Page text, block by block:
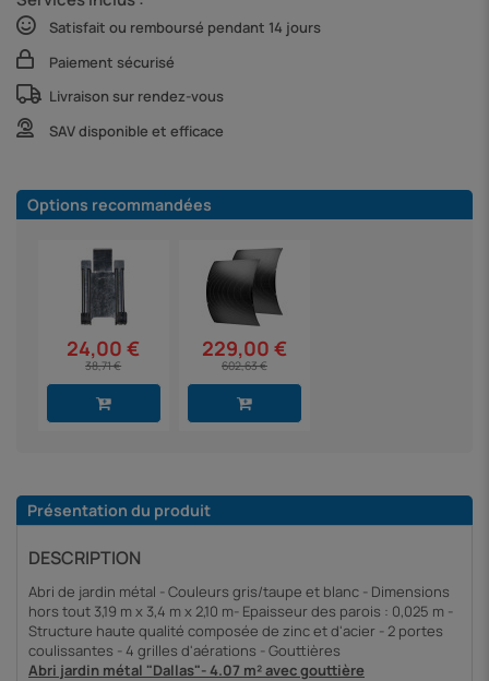
Satisfait ou remboursé pendant 14 jours
Paiement sécurisé
Livraison sur rendez-vous
SAV disponible et efficace
Options recommandées
24,00 €
38,71 €
229,00 €
602,63 €
Présentation du produit
DESCRIPTION
Abri de jardin métal - Couleurs gris/taupe et blanc - Dimensions
hors tout 3,19 m x 3,4 m x 2,10 m- Epaisseur des parois : 0,025 m -
Structure haute qualité composée de zinc et d'acier - 2 portes
coulissantes - 4 grilles d'aérations - Gouttières
Abri jardin métal "Dallas"- 4.07 m² avec gouttière